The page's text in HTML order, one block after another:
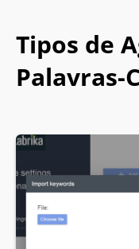
Tipos de
Palavras-